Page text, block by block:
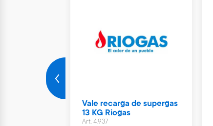
Vale recarga de supergas
13 KG Riogas
Art. 4.937